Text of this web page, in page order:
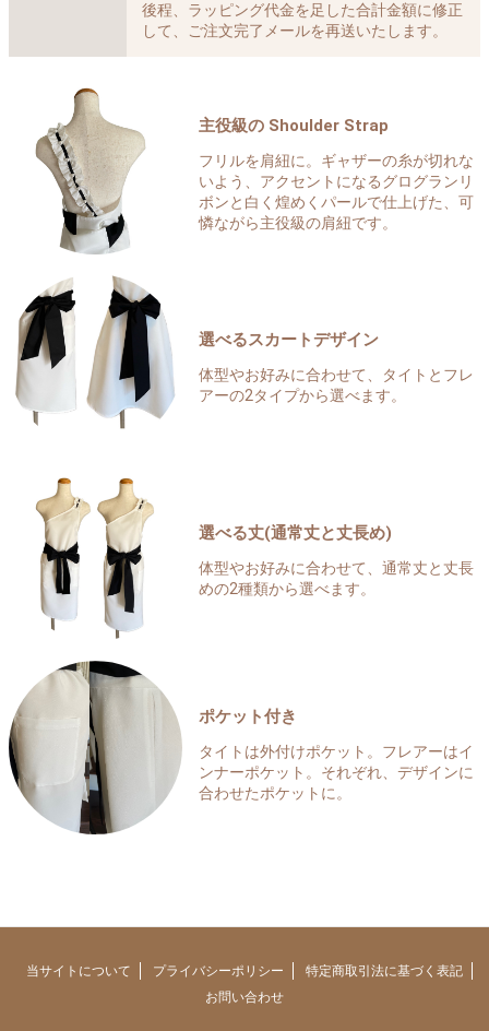
後程、ラッピング代金を足した合計金額に修正
して、ご注文完了メールを再送いたします。
主役級の Shoulder Strap
フリルを肩紐に。ギャザーの糸が切れな
いよう、アクセントになるグログランリ
ボンと白く煌めくパールで仕上げた、可
憐ながら主役級の肩紐です。
選べるスカートデザイン
体型やお好みに合わせて、タイトとフレ
アーの2タイプから選べます。
選べる丈(通常丈と丈長め)
体型やお好みに合わせて、通常丈と丈長
めの2種類から選べます。
ポケット付き
タイトは外付けポケット。フレアーはイ
ンナーポケット。それぞれ、デザインに
合わせたポケットに。
当サイトについて プライバシーポリシー
特定商取引法に基づく表記
お問い合わせ